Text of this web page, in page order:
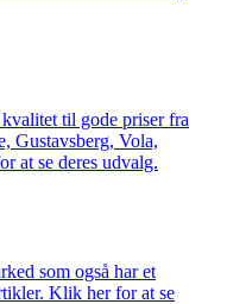
til gode priser fra
Gustavsberg, Vola,
at se deres udvalg.
som også har et
Klik her for at se